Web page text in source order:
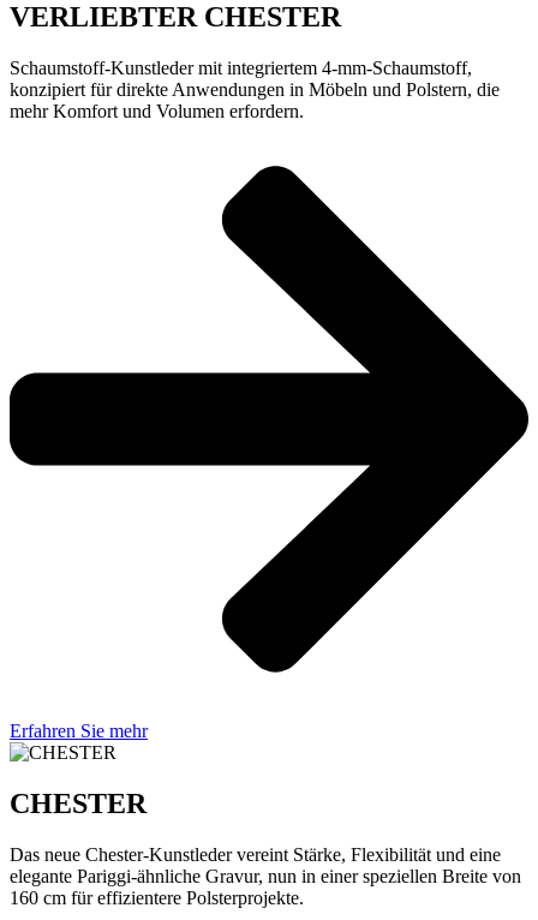
VERLIEBTER CHESTER
Schaumstoff-Kunstleder mit integriertem 4-mm-Schaumstoff,
konzipiert für direkte Anwendungen in Möbeln und Polstern, die
mehr Komfort und Volumen erfordern.
Erfahren Sie mehr
CHESTER
Das neue Chester-Kunstleder vereint Stärke, Flexibilität und eine
elegante Pariggi-ähnliche Gravur, nun in einer speziellen Breite von
160 cm für effizientere Polsterprojekte.